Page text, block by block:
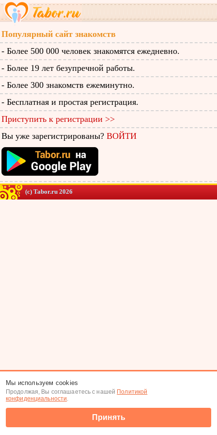
Популярный сайт знакомств
- Более 500 000 человек знакомятся ежедневно.
- Более 19 лет безупречной работы.
- Более 300 знакомств ежеминутно.
- Бесплатная и простая регистрация.
Приступить к регистрации >>
Вы уже зарегистрированы? ВОЙТИ
(c) Tabor.ru 2026
Мы используем cookies
Продолжая, Вы соглашаетесь с нашей Политикой
конфиденциальности.
Принять